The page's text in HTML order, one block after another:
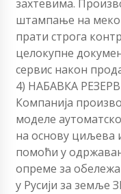
захтевима.
штампање на
прати строга
целокупне
сервис након
4) НАБАВКА
Компанија
моделе
на основу
помоћи у
опреме за
у Русији за земље